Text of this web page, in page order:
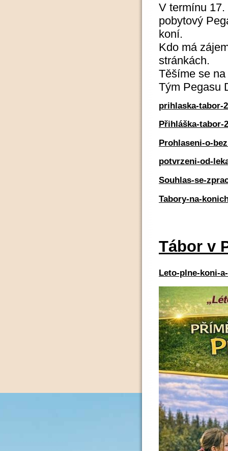
V termínu
pobytový
koní.
Kdo má
stránkách.
Těšíme se
Tým Pegasu
prihlaska-tabor-
Přihláška-tabor-
Prohlaseni-o-
potvrzeni-od-
Souhlas-se-
Tabory-na-
Tábor v
Leto-plne-koni-